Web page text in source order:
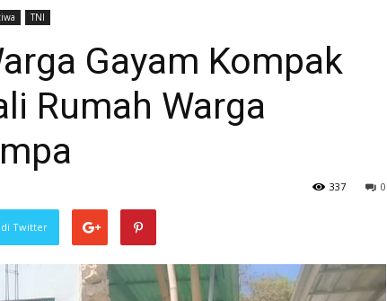
TNI
Gayam Kompak
Rumah Warga
0
337
Twitter